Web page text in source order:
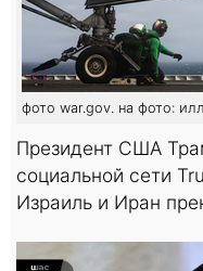
фото war.gov. на фото:
Президент США
социальной сети
Израиль и Иран